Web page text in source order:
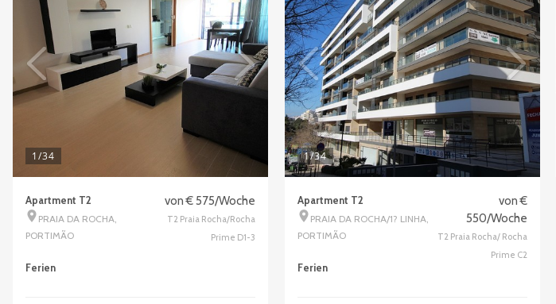
1/34
Apartment T2
PRAIA DA ROCHA,
PORTIMÃO
von € 575/Woche
T2 Praia Rocha/Rocha
Prime D1-3
Ferien
1/34
Apartment T2
PRAIA DA ROCHA/1? LINHA,
PORTIMÃO
von €
550/Woche
T2 Praia Rocha/ Rocha
Prime C2
Ferien